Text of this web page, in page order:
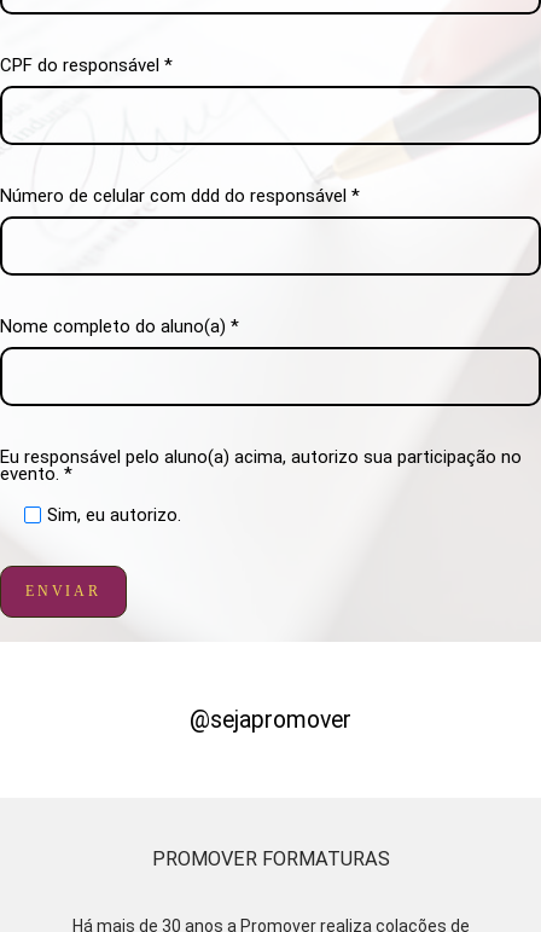
CPF do responsável *
Número de celular com ddd do responsável *
Nome completo do aluno(a) *
Eu responsável pelo aluno(a) acima, autorizo sua participação no
evento. *
Sim, eu autorizo.
ENVIAR
@sejapromover
PROMOVER FORMATURAS
Há mais de 30 anos a Promover realiza colações de